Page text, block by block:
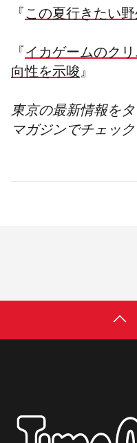
『 この夏行きたい
『 イカゲームのク
向性を示唆』
東京の最新情報を
マガジンでチェック